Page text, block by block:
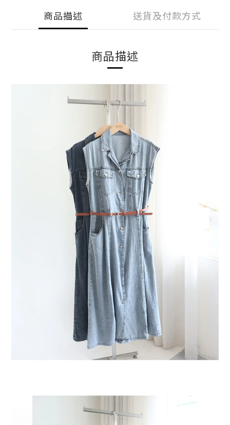
商品描述 送貨及付款方式
商品描述